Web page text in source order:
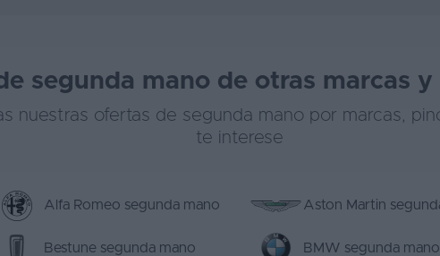
segunda mano de otras marcas
nuestras ofertas de segunda mano por marcas,
te interese
Alfa Romeo segunda mano Aston Martin
Bestune segunda mano BMW segunda mano